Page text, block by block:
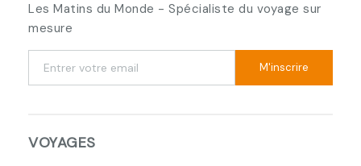
Les Matins du Monde - Spécialiste du voyage sur
mesure
M'inscrire
VOYAGES